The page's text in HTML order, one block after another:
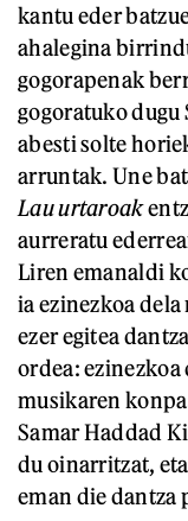
kantu eder
ahalegina
gogorapenak
gogoratuko
abesti solte
arruntak. Une
Lau urtaroak
aurreratu
Liren emanaldi
ia ezinezkoa
ezer egitea
ordea:
musikaren
Samar Haddad
du oinarritzat,
eman die dantza